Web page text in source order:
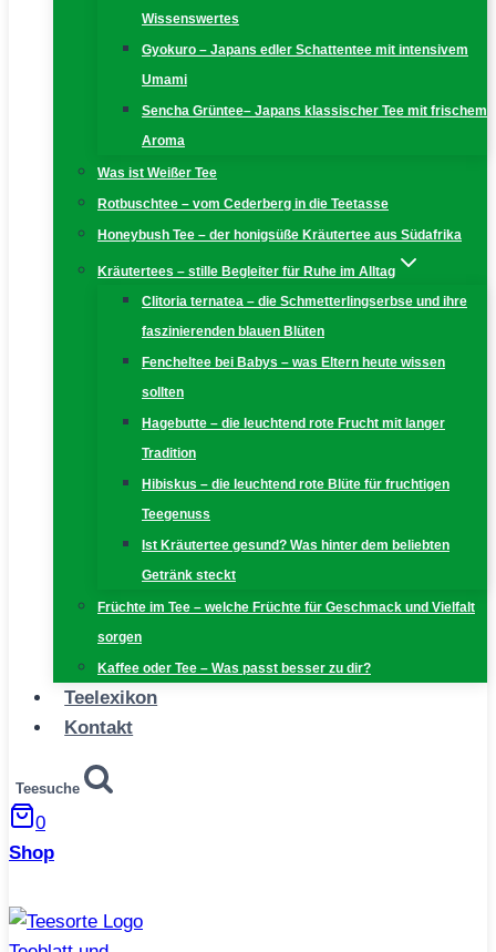
Wissenswertes
Gyokuro – Japans edler Schattentee mit intensivem
Umami
Sencha Grüntee– Japans klassischer Tee mit frischem
Aroma
Was ist Weißer Tee
Rotbuschtee – vom Cederberg in die Teetasse
Honeybush Tee – der honigsüße Kräutertee aus Südafrika
Kräutertees – stille Begleiter für Ruhe im Alltag
Clitoria ternatea – die Schmetterlingserbse und ihre
faszinierenden blauen Blüten
Fencheltee bei Babys – was Eltern heute wissen
sollten
Hagebutte – die leuchtend rote Frucht mit langer
Tradition
Hibiskus – die leuchtend rote Blüte für fruchtigen
Teegenuss
Ist Kräutertee gesund? Was hinter dem beliebten
Getränk steckt
Früchte im Tee – welche Früchte für Geschmack und Vielfalt
sorgen
Kaffee oder Tee – Was passt besser zu dir?
Teelexikon
Kontakt
Teesuche
0
Shop